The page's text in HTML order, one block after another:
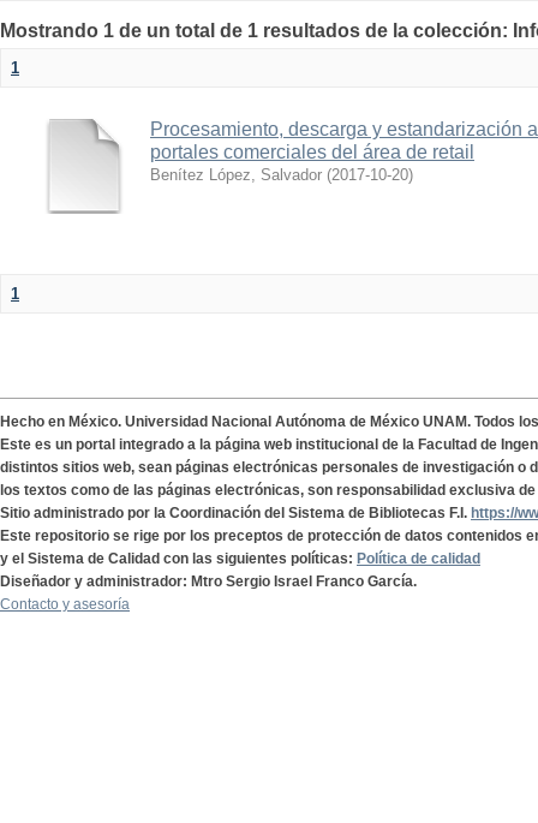
Mostrando 1 de un total de 1 resultados de la colección:
1
Procesamiento, descarga y estandarización
portales comerciales del área de retail
Benítez López, Salvador (2017-10-20)
1
Hecho en México. Universidad Nacional Autónoma de México UNAM. Todos
Este es un portal integrado a la página web institucional de la Facultad de
distintos sitios web, sean páginas electrónicas personales de investigación o
los textos como de las páginas electrónicas, son responsabilidad exclusiva
Sitio administrado por la Coordinación del Sistema de Bibliotecas F.I. https://
Este repositorio se rige por los preceptos de protección de datos contenidos
y el Sistema de Calidad con las siguientes políticas: Política de calidad
Diseñador y administrador: Mtro Sergio Israel Franco García.
Contacto y asesoría